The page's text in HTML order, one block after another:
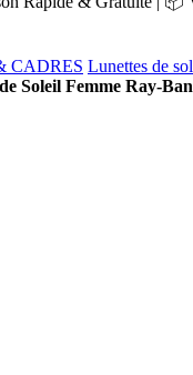
CADRES Lunettes de
Soleil Femme Ray-